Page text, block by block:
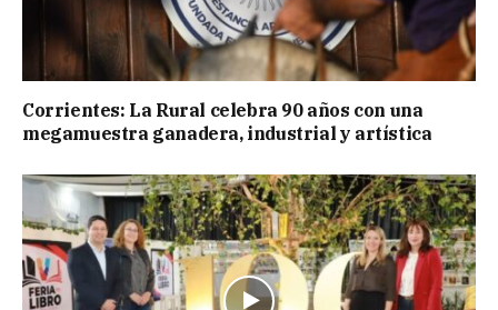
Corrientes: La Rural celebra 90 años con una
megamuestra ganadera, industrial y artística